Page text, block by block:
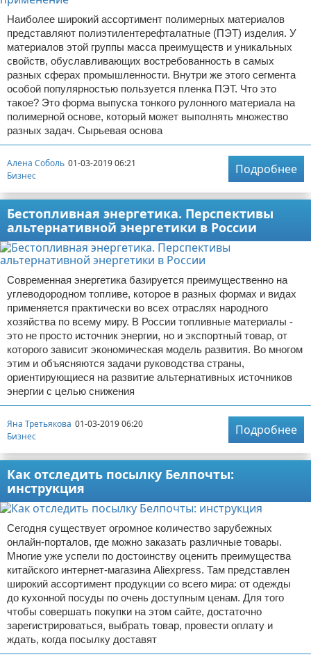
Наиболее широкий ассортимент полимерных материалов
представляют полиэтилентерефталатные (ПЭТ) изделия. У
материалов этой группы масса преимуществ и уникальных
свойств, обуславливающих востребованность в самых
разных сферах промышленности. Внутри же этого сегмента
особой популярностью пользуется пленка ПЭТ. Что это
такое? Это форма выпуска тонкого рулонного материала на
полимерной основе, который может выполнять множество
разных задач. Сырьевая основа
Алена Соболь 01-03-2019 06:21
Бизнес
Подробнее
Бестопливная энергетика. Перспективы
альтернативной энергетики в России
Современная энергетика базируется преимущественно на
углеводородном топливе, которое в разных формах и видах
применяется практически во всех отраслях народного
хозяйства по всему миру. В России топливные материалы -
это не просто источник энергии, но и экспортный товар, от
которого зависит экономическая модель развития. Во многом
этим и объясняются задачи руководства страны,
ориентирующиеся на развитие альтернативных источников
энергии с целью снижения
Яна Третьякова 01-03-2019 06:20
Бизнес
Подробнее
Как отследить посылку Белпочты:
инструкция
Сегодня существует огромное количество зарубежных
онлайн-порталов, где можно заказать различные товары.
Многие уже успели по достоинству оценить преимущества
китайского интернет-магазина Aliexpress. Там представлен
широкий ассортимент продукции со всего мира: от одежды
до кухонной посуды по очень доступным ценам. Для того
чтобы совершать покупки на этом сайте, достаточно
зарегистрироваться, выбрать товар, провести оплату и
ждать, когда посылку доставят